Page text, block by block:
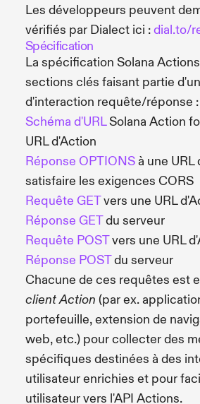
Les développeurs peuvent
vérifiés par Dialect ici :dial.to/
Spécification
La spécification Solana
sections clés faisant partie
d'interaction requête/réponse :
Schéma d'URLSolana Action
URL d'Action
Réponse OPTIONSà une
satisfaire les exigences CORS
Requête GETvers une URL
Réponse GETdu serveur
Requête POSTvers une URL
Réponse POSTdu serveur
Chacune de ces requêtes est
client Action (par ex.
portefeuille, extension de
web, etc.) pour collecter des
spécifiques destinées à des
utilisateur enrichies et pour
utilisateur vers l'API Actions.